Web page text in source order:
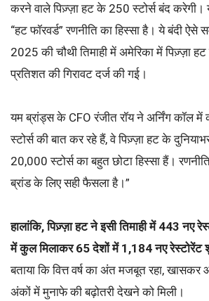
करने वाले पिज़्ज़ा हट के 250 स्टोर्स बंद
“हट फॉरवर्ड” रणनीति का हिस्सा है। ये बंदी ऐसे
2025 की चौथी तिमाही में अमेरिका में पिज़्ज़ा हट
प्रतिशत की गिरावट दर्ज की गई।
यम ब्रांड्स के CFO रंजीत रॉय ने अर्निंग कॉल में
स्टोर्स की बात कर रहे हैं, वे पिज़्ज़ा हट के
20,000 स्टोर्स का बहुत छोटा हिस्सा हैं।
ब्रांड के लिए सही फैसला है।”
हालांकि, पिज़्ज़ा हट ने इसी तिमाही में 443 नए
में कुल मिलाकर 65 देशों में 1,184 नए
बताया कि वित्त वर्ष का अंत मजबूत रहा, खासकर
अंकों में मुनाफे की बढ़ोतरी देखने को मिली।